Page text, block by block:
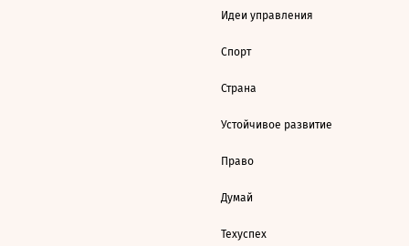
Идеи управления
Спорт
Страна
Устойчивое развитие
Право
Думай
Техуспех